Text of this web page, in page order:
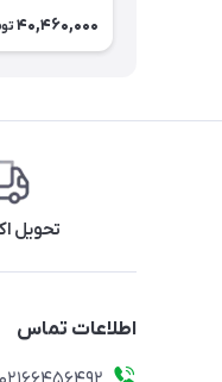
40,460,000
تحویل
اطلاعات تماس